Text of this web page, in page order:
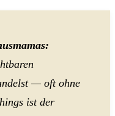
— oft ohne
ist der